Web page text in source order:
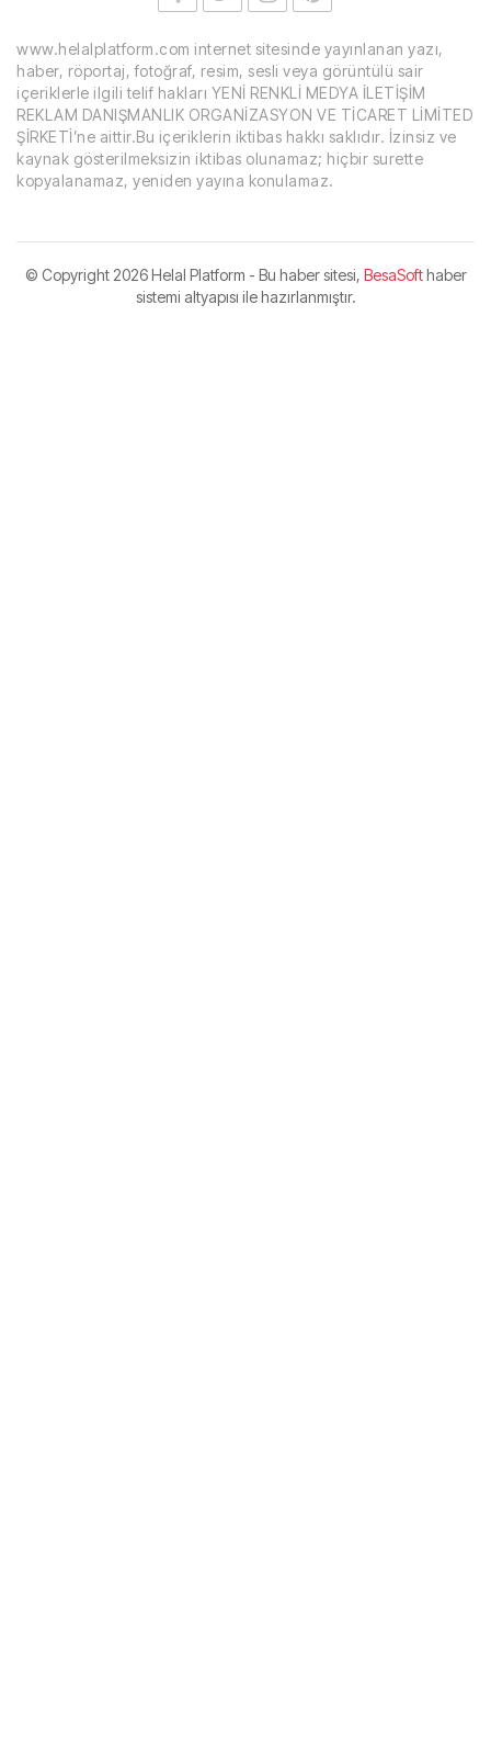
www.helalplatform.com internet sitesinde yayınlanan yazı,
haber, röportaj, fotoğraf, resim, sesli veya görüntülü sair
içeriklerle ilgili telif hakları YENİ RENKLİ MEDYA İLETİŞİM
REKLAM DANIŞMANLIK ORGANİZASYON VE TİCARET LİMİTED
ŞİRKETİ’ne aittir.Bu içeriklerin iktibas hakkı saklıdır. İzinsiz ve
kaynak gösterilmeksizin iktibas olunamaz; hiçbir surette
kopyalanamaz, yeniden yayına konulamaz.
© Copyright2026 Helal Platform - Bu haber sitesi, BesaSofthaber
sistemi altyapısı ile hazırlanmıştır.